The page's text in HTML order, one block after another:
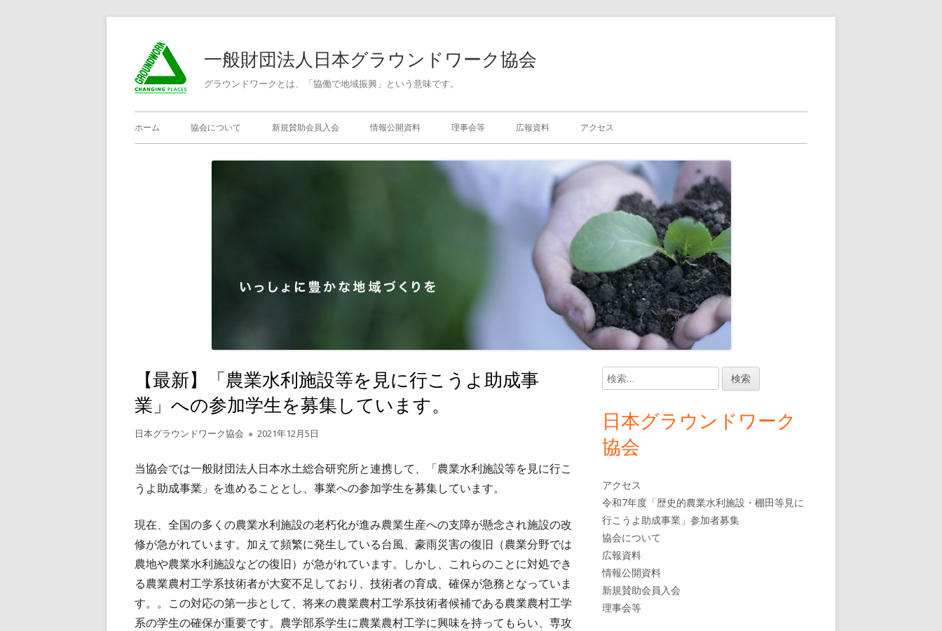
一般財団法人日本グラウンドワーク協会
グラウンドワークとは、「協働で地域振興」という意味です。
メ
ホーム 協会について 新規賛助会員入会 情報公開資料 理事会等 広報資料 アクセス
【最新】「農業水利施設等を見に行こうよ助成事
業」への参加学生を募集しています。
作
者
日本グラウンドワーク協会
公
日
2021年12月5日
当協会では一般財団法人日本水土総合研究所と連携して、「農業水利施設等を見に行こ
うよ助成事業」を進めることとし、事業への参加学生を募集しています。
現在、全国の多くの農業水利施設の老朽化が進み農業生産への支障が懸念され施設の改
修が急がれています。加えて頻繁に発生している台風、豪雨災害の復旧（農業分野では
農地や農業水利施設などの復旧）が急がれています。しかし、これらのことに対処でき
る農業農村工学系技術者が大変不足しており、技術者の育成、確保が急務となっていま
す。。この対応の第一歩として、将来の農業農村工学系技術者候補である農業農村工学
系の学生の確保が重要です。農学部系学生に農業農村工学に興味を持ってもらい、専攻
メ
イ
ン
イ
ド
バ
ー
検
索:
日本グラウンドワーク
協会
アクセス
令和7年度「歴史的農業水利施設・棚田等見に
行こうよ助成事業」参加者募集
協会について
広報資料
情報公開資料
新規賛助会員入会
理事会等